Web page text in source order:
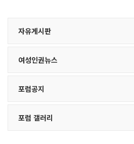
자유게시판
여성인권뉴스
포럼공지
포럼 갤러리